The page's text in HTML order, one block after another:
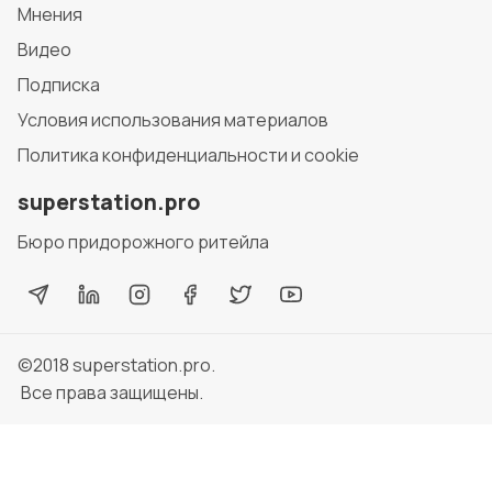
Мнения
Видео
Подписка
Условия использования материалов
Политика конфиденциальности и cookie
superstation.pro
Бюро придорожного ритейла
©2018superstation.pro.
Все права защищены.